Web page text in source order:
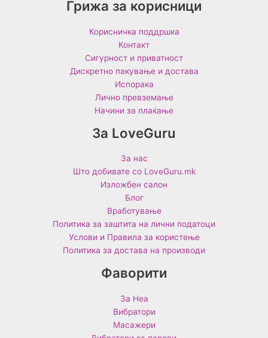
Грижа за корисници
Корисничка поддршка
Контакт
Сигурност и приватност
Дискретно пакување и достава
Испорака
Лично превземање
Начини за плаќање
За LoveGuru
За нас
Што добивате со LoveGuru.mk
Изложбен салон
Блог
Вработување
Политика за заштита на лични податоци
Услови и Правила за користење
Политика за достава на производи
Фаворити
За Неа
Вибратори
Масажери